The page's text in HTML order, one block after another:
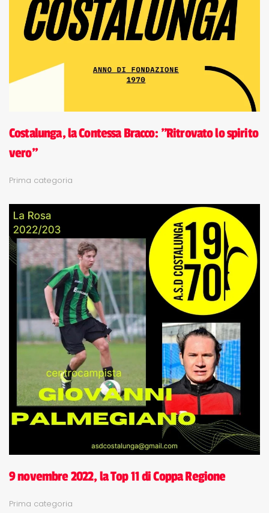
Costalunga, la Contessa Bracco: "Ritrovato lo spirito
vero"
Prima categoria
9 novembre 2022, la Top 11 di Coppa Regione
Prima categoria